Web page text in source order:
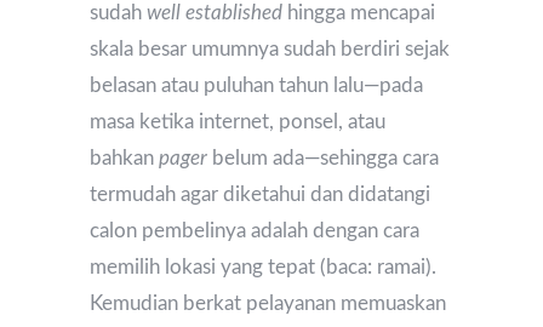
sudah well established hingga mencapai
skala besar umumnya sudah berdiri sejak
belasan atau puluhan tahun lalu—pada
masa ketika internet, ponsel, atau
bahkan pager belum ada—sehingga cara
termudah agar diketahui dan didatangi
calon pembelinya adalah dengan cara
memilih lokasi yang tepat (baca: ramai).
Kemudian berkat pelayanan memuaskan